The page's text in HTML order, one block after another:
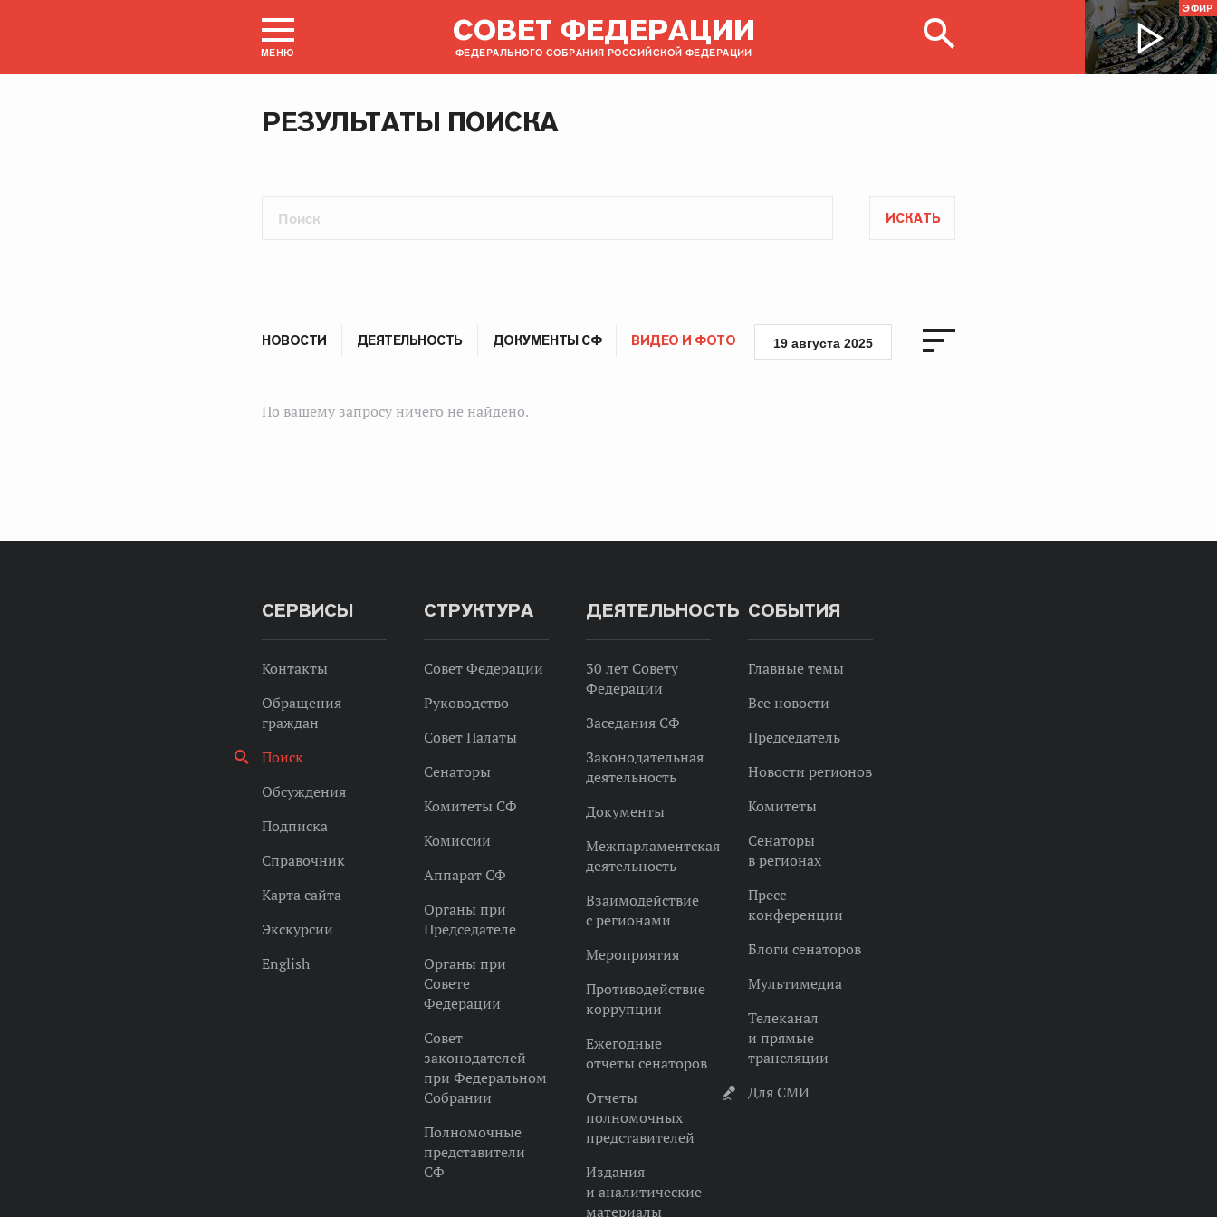
МЕНЮ
СОВЕТ ФЕДЕРАЦИИ
ФЕДЕРАЛЬНОГО СОБРАНИЯ РОССИЙСКОЙ ФЕДЕРАЦИИ
ЭФИР
РЕЗУЛЬТАТЫ ПОИСКА
ИСКАТЬ
НОВОСТИ ДЕЯТЕЛЬНОСТЬ ДОКУМЕНТЫ СФ ВИДЕО И ФОТО 19 августа 2025
По вашему запросу ничего не найдено.
СЕРВИСЫ
Контакты
Обращения
граждан
Поиск
Обсуждения
Подписка
Справочник
Карта сайта
Экскурсии
English
СТРУКТУРА
Совет Федерации
Руководство
Совет Палаты
Сенаторы
Комитеты СФ
Комиссии
Аппарат СФ
Органы при
Председателе
Органы при
Совете
Федерации
Совет
законодателей
при Федеральном
Собрании
Полномочные
представители
СФ
ДЕЯТЕЛЬНОСТЬ
30 лет Совету
Федерации
Заседания СФ
Законодательная
деятельность
Документы
Межпарламентская
деятельность
Взаимодействие
с регионами
Мероприятия
Противодействие
коррупции
Ежегодные
отчеты сенаторов
Отчеты
полномочных
представителей
Издания
и аналитические
материалы
СОБЫТИЯ
Главные темы
Все новости
Председатель
Новости регионов
Комитеты
Сенаторы
в регионах
Пресс-
конференции
Блоги сенаторов
Мультимедиа
Телеканал
и прямые
трансляции
Для СМИ